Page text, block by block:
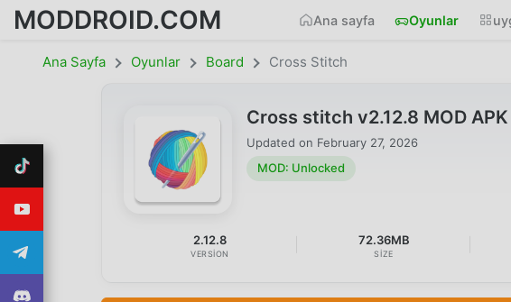
MODDROID.COM Ana sayfa Oyunlar
Ana Sayfa Oyunlar Board Cross Stitch
Cross stitch v2.12.8 MOD
Updated on February 27, 2026
MOD: Unlocked
2.12.8
VERSION
72.36MB
SIZE